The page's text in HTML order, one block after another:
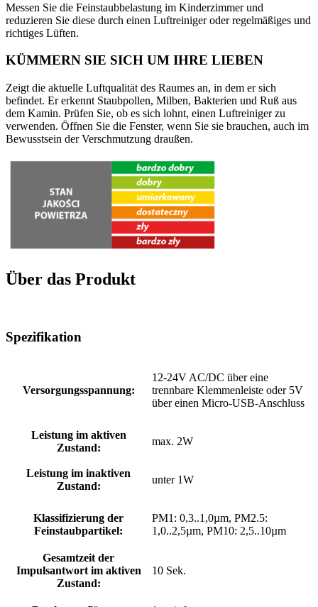
Messen Sie die Feinstaubbelastung im Kinderzimmer und
reduzieren Sie diese durch einen Luftreiniger oder regelmäßiges und
richtiges Lüften.
KÜMMERN SIE SICH UM IHRE LIEBEN
Zeigt die aktuelle Luftqualität des Raumes an, in dem er sich
befindet. Er erkennt Staubpollen, Milben, Bakterien und Ruß aus
dem Kamin. Prüfen Sie, ob es sich lohnt, einen Luftreiniger zu
verwenden. Öffnen Sie die Fenster, wenn Sie sie brauchen, auch im
Bewusstsein der Verschmutzung draußen.
Über das Produkt
Spezifikation
Versorgungsspannung:
12-24V AC/DC über eine
trennbare Klemmenleiste oder 5V
über einen Micro-USB-Anschluss
Leistung im aktiven
Zustand:
max. 2W
Leistung im inaktiven
Zustand:
unter 1W
Klassifizierung der
Feinstaubpartikel:
PM1: 0,3..1,0µm, PM2.5:
1,0..2,5µm, PM10: 2,5..10µm
Gesamtzeit der
Impulsantwort im aktiven
Zustand:
10 Sek.